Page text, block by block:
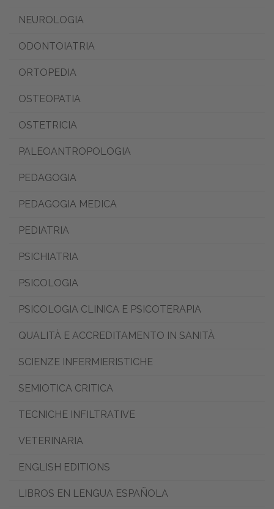
NEUROLOGIA
ODONTOIATRIA
ORTOPEDIA
OSTEOPATIA
OSTETRICIA
PALEOANTROPOLOGIA
PEDAGOGIA
PEDAGOGIA MEDICA
PEDIATRIA
PSICHIATRIA
PSICOLOGIA
PSICOLOGIA CLINICA E PSICOTERAPIA
QUALITÀ E ACCREDITAMENTO IN SANITÀ
SCIENZE INFERMIERISTICHE
SEMIOTICA CRITICA
TECNICHE INFILTRATIVE
VETERINARIA
ENGLISH EDITIONS
LIBROS EN LENGUA ESPAÑOLA